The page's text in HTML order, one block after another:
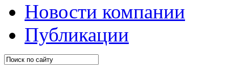
Новости компании
Публикации